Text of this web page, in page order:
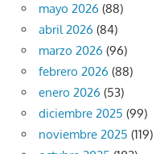
mayo 2026 (88)
abril 2026 (84)
marzo 2026 (96)
febrero 2026 (88)
enero 2026 (53)
diciembre 2025 (99)
noviembre 2025 (119)